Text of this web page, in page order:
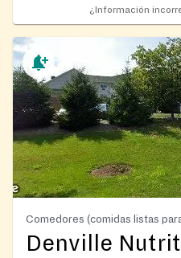
¿Información
Comedores (comidas listas
Denville